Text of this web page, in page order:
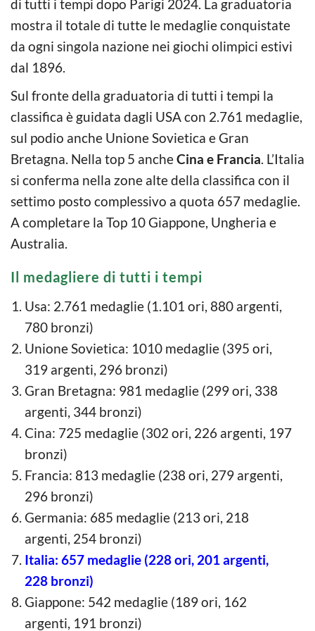
di tutti i tempi dopo Parigi 2024. La graduatoria
mostra il totale di tutte le medaglie conquistate
da ogni singola nazione nei giochi olimpici estivi
dal 1896.
Sul fronte della graduatoria di tutti i tempi la
classifica è guidata dagli USA con 2.761 medaglie,
sul podio anche Unione Sovietica e Gran
Bretagna. Nella top 5 ancheCina e Francia. L’Italia
si conferma nella zone alte della classifica con il
settimo posto complessivo a quota 657 medaglie.
A completare la Top 10 Giappone, Ungheria e
Australia.
Il medagliere di tutti i tempi
Usa: 2.761 medaglie (1.101 ori, 880 argenti,
780 bronzi)
Unione Sovietica: 1010 medaglie (395 ori,
319 argenti, 296 bronzi)
Gran Bretagna: 981 medaglie (299 ori, 338
argenti, 344 bronzi)
Cina: 725 medaglie (302 ori, 226 argenti, 197
bronzi)
Francia: 813 medaglie (238 ori, 279 argenti,
296 bronzi)
Germania: 685 medaglie (213 ori, 218
argenti, 254 bronzi)
Italia: 657 medaglie (228 ori, 201 argenti,
228 bronzi)
Giappone: 542 medaglie (189 ori, 162
argenti, 191 bronzi)